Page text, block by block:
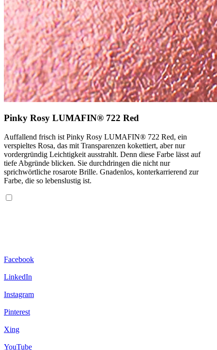
Pinky Rosy LUMAFIN® 722 Red
Auffallend frisch ist Pinky Rosy LUMAFIN® 722 Red, ein
verspieltes Rosa, das mit Transparenzen kokettiert, aber nur
vordergründig Leichtigkeit ausstrahlt. Denn diese Farbe lässt auf
tiefe Abgründe blicken. Sie durchdringen die nicht nur
sprichwörtliche rosarote Brille. Gnadenlos, konterkarrierend zur
Farbe, die so lebenslustig ist.
Facebook
LinkedIn
Instagram
Pinterest
Xing
YouTube